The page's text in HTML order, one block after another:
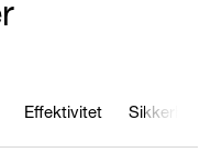
Effektivitet Sikkerhed